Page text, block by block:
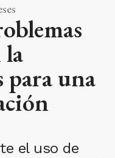
la
para una
el uso de